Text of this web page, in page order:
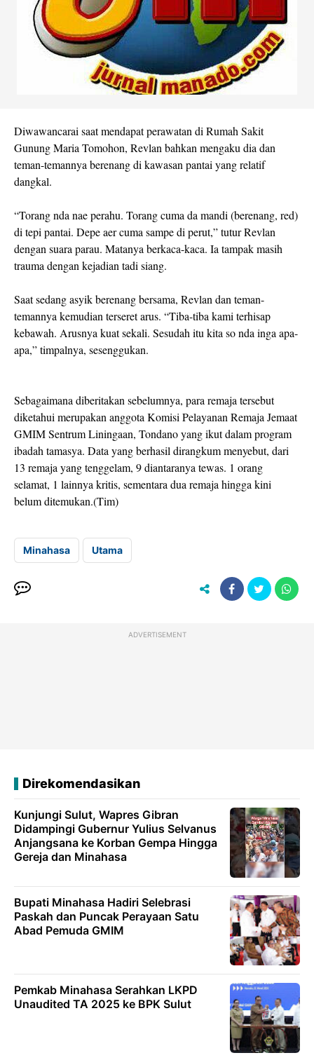
Diwawancarai saat mendapat perawatan di Rumah Sakit
Gunung Maria Tomohon, Revlan bahkan mengaku dia dan
teman-temannya berenang di kawasan pantai yang relatif
dangkal.
“Torang nda nae perahu. Torang cuma da mandi (berenang, red)
di tepi pantai. Depe aer cuma sampe di perut,” tutur Revlan
dengan suara parau. Matanya berkaca-kaca. Ia tampak masih
trauma dengan kejadian tadi siang.
Saat sedang asyik berenang bersama, Revlan dan teman-
temannya kemudian terseret arus. “Tiba-tiba kami terhisap
kebawah. Arusnya kuat sekali. Sesudah itu kita so nda inga apa-
apa,” timpalnya, sesenggukan.
Sebagaimana diberitakan sebelumnya, para remaja tersebut
diketahui merupakan anggota Komisi Pelayanan Remaja Jemaat
GMIM Sentrum Liningaan, Tondano yang ikut dalam program
ibadah tamasya. Data yang berhasil dirangkum menyebut, dari
13 remaja yang tenggelam, 9 diantaranya tewas. 1 orang
selamat, 1 lainnya kritis, sementara dua remaja hingga kini
belum ditemukan.(Tim)
Minahasa Utama
ADVERTISEMENT
Direkomendasikan
Kunjungi Sulut, Wapres Gibran
Didampingi Gubernur Yulius Selvanus
Anjangsana ke Korban Gempa Hingga
Gereja dan Minahasa
Bupati Minahasa Hadiri Selebrasi
Paskah dan Puncak Perayaan Satu
Abad Pemuda GMIM
Pemkab Minahasa Serahkan LKPD
Unaudited TA 2025 ke BPK Sulut